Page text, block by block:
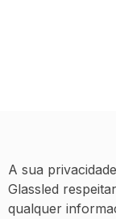
A sua
Glassled
qualquer